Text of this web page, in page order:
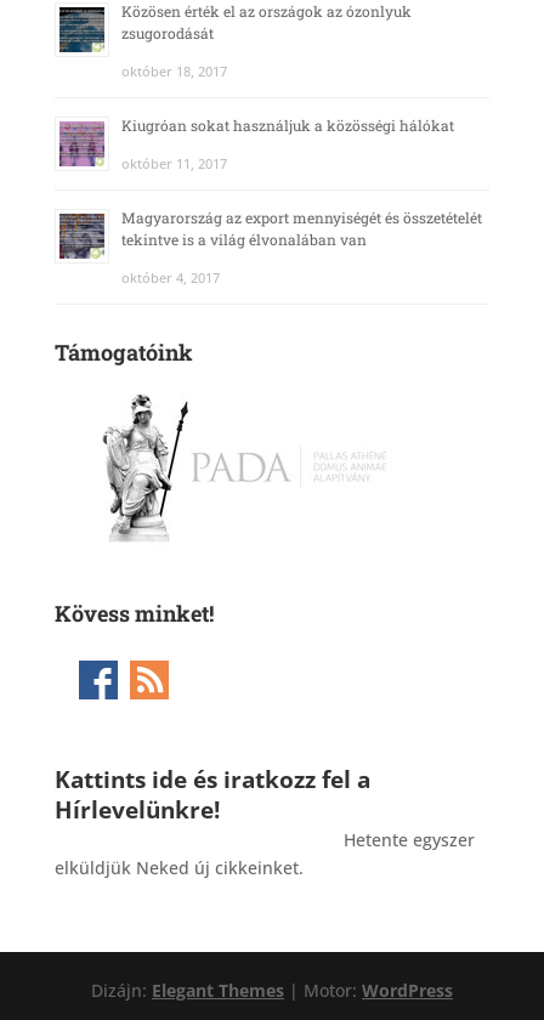
Közösen érték el az országok az ózonlyuk
zsugorodását
október 18, 2017
Kiugróan sokat használjuk a közösségi hálókat
október 11, 2017
Magyarország az export mennyiségét és összetételét
tekintve is a világ élvonalában van
október 4, 2017
Támogatóink
Kövess minket!
Kattints ide és iratkozz fel a
Hírlevelünkre!
Hetente egyszer
elküldjük Neked új cikkeinket.
Dizájn: Elegant Themes| Motor: WordPress